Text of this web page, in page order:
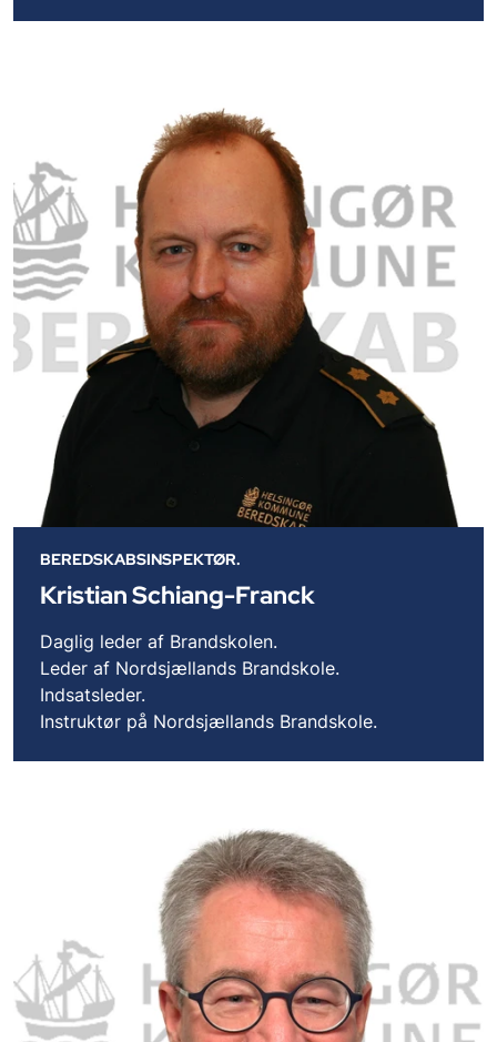
BEREDSKABSINSPEKTØR.
Kristian Schiang-Franck
Daglig leder af Brandskolen.
Leder af Nordsjællands Brandskole.
Indsatsleder.
Instruktør på Nordsjællands Brandskole.